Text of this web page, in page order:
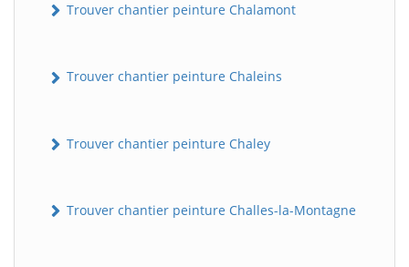
Trouver chantier peinture Chalamont
Trouver chantier peinture Chaleins
Trouver chantier peinture Chaley
Trouver chantier peinture Challes-la-Montagne